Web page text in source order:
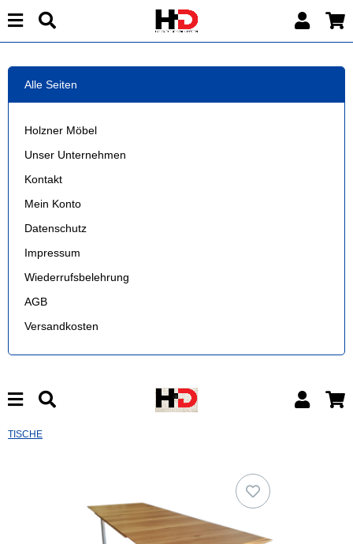
Alle Seiten
Holzner Möbel
Unser Unternehmen
Kontakt
Mein Konto
Datenschutz
Impressum
Wiederrufsbelehrung
AGB
Versandkosten
TISCHE